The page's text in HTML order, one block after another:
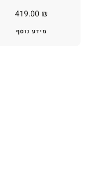
419.00 ₪
מידע נוסף